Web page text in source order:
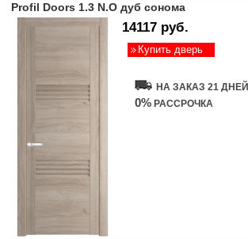
Profil Doors 1.3 N.O дуб сонома
14117 руб.
Купить дверь
НА ЗАКАЗ 21 ДНЕЙ
0% РАССРОЧКА